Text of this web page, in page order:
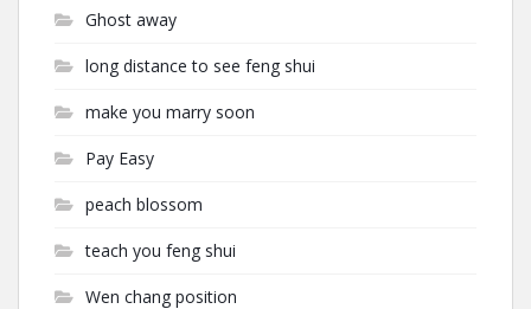
Ghost away
long distance to see feng shui
make you marry soon
Pay Easy
peach blossom
teach you feng shui
Wen chang position